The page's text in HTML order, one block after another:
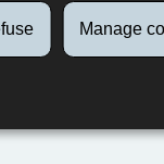
Manage